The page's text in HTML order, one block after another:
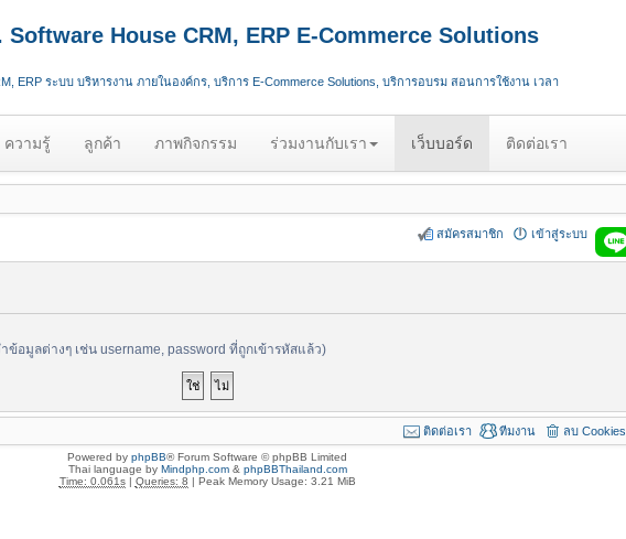
Software House CRM, ERP E-Commerce Solutions
ERP ระบบ บริหารงาน ภายในองค์กร, บริการ E-Commerce Solutions, บริการอบรม สอนการใช้งาน เวลา
ความรู้ ลูกค้า ภาพกิจกรรม ร่วมงานกับเรา เว็บบอร์ด ติดต่อเรา
เข้าสู่ระบบ
สมัครสมาชิก
อมูลต่างๆ เช่น username, password ที่ถูกเข้ารหัสแล้ว)
ลบ Cookies
ทีมงาน
ติดต่อเรา
Powered by phpBB® Forum Software © phpBB Limited
Thai language by Mindphp.com& phpBBThailand.com
Time: 0.061s| Queries: 8 | Peak Memory Usage: 3.21 MiB